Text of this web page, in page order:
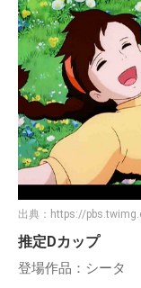
出典： https://
推定Dカップ
登場作品：シータ